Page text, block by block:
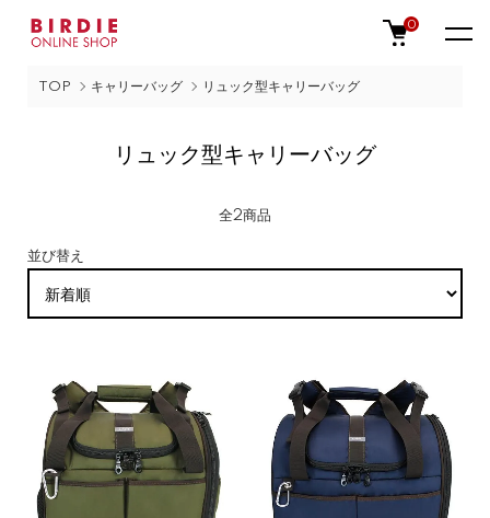
0
TOP キャリーバッグ リュック型キャリーバッグ
リュック型キャリーバッグ
全2商品
並び替え